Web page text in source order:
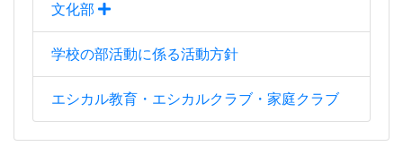
文化部
学校の部活動に係る活動方針
エシカル教育・エシカルクラブ・家庭クラブ